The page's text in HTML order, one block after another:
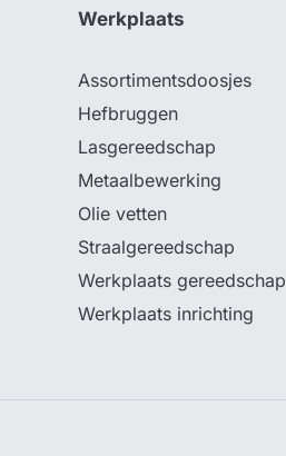
Werkplaats
Assortimentsdoosjes
Hefbruggen
Lasgereedschap
Metaalbewerking
Olie vetten
Straalgereedschap
Werkplaats gereedschap
Werkplaats inrichting